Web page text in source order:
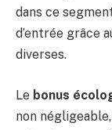
dans ce
d’entrée grâce
diverses.
Le bonus
non